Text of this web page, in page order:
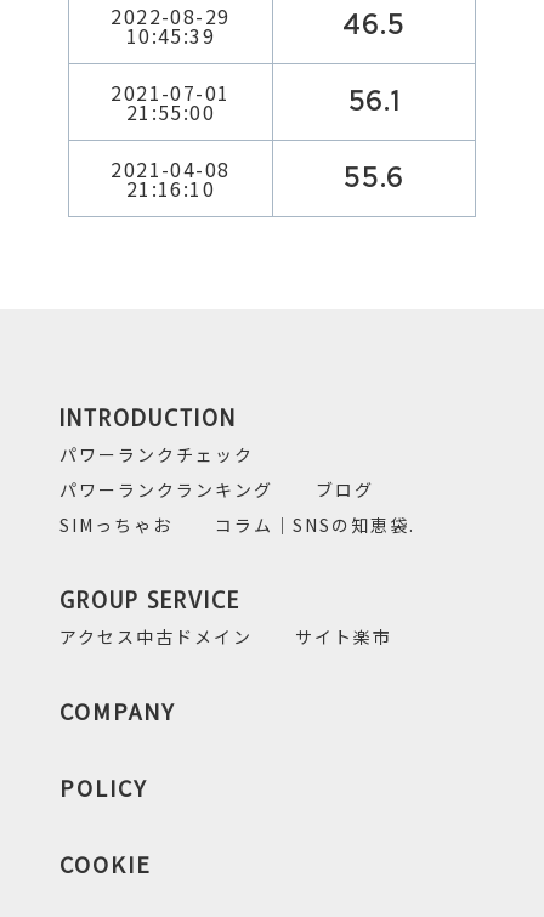
2022-08-29
10:45:39 46.5
2021-07-01
21:55:00 56.1
2021-04-08
21:16:10 55.6
INTRODUCTION
パワーランクチェック
パワーランクランキング
ブログ
SIMっちゃお
コラム｜SNSの知恵袋.
GROUP SERVICE
アクセス中古ドメイン サイト楽市
COMPANY
POLICY
COOKIE